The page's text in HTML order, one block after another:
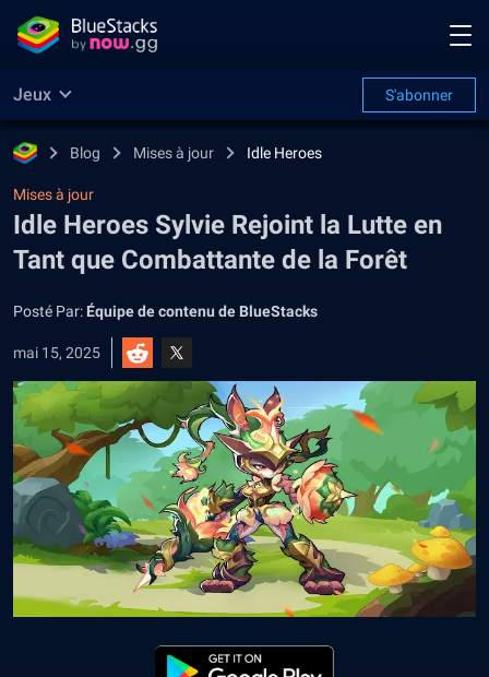
Jeux S'abonner
Blog Mises à jour Idle Heroes
Mises à jour
Idle Heroes Sylvie Rejoint la Lutte en
Tant que Combattante de la Forêt
Posté Par: Équipe de contenu de BlueStacks
mai 15, 2025